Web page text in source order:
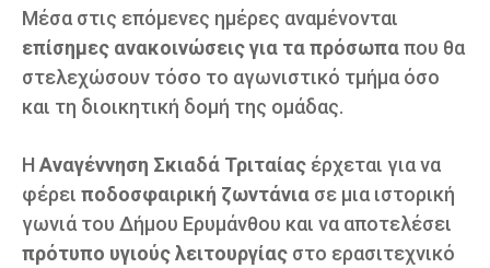
Μέσα στις επόμενες ημέρες αναμένονται
επίσημες ανακοινώσεις για τα πρόσωπαπου θα
στελεχώσουν τόσο το αγωνιστικό τμήμα όσο
και τη διοικητική δομή της ομάδας.
Η Αναγέννηση Σκιαδά Τριταίας έρχεται για να
φέρει ποδοσφαιρική ζωντάνια σε μια ιστορική
γωνιά του Δήμου Ερυμάνθου και να αποτελέσει
πρότυπο υγιούς λειτουργίας στο ερασιτεχνικό